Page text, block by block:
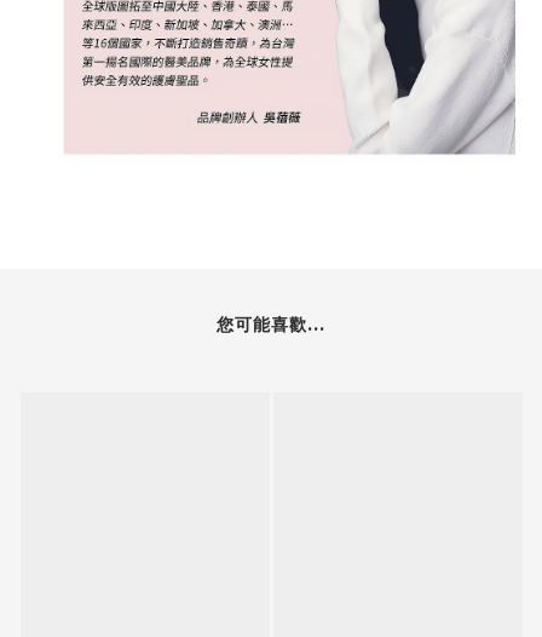
您可能喜歡...